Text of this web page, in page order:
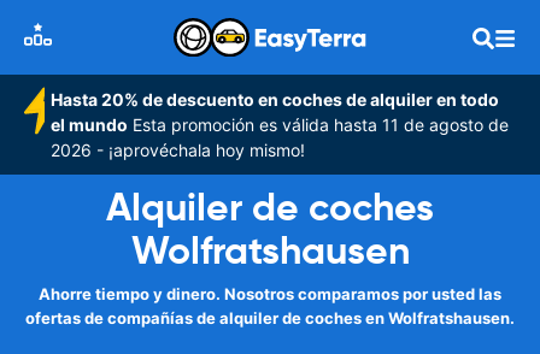
Hasta 20% de descuento en coches de alquiler en todo
el mundo Esta promoción es válida hasta 11 de agosto de
2026 - ¡aprovéchala hoy mismo!
Alquiler de coches
Wolfratshausen
Ahorre tiempo y dinero. Nosotros comparamos por usted las
ofertas de compañías de alquiler de coches en Wolfratshausen.